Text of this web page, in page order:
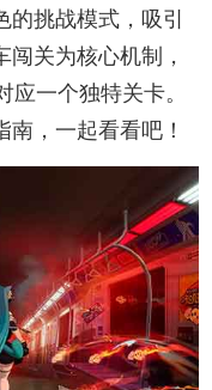
挑战模式，吸引
关为核心机制，
一个独特关卡。
，一起看看吧！